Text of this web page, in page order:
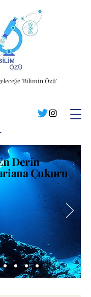
'Bilimin Özü'
Derin
Çukuru